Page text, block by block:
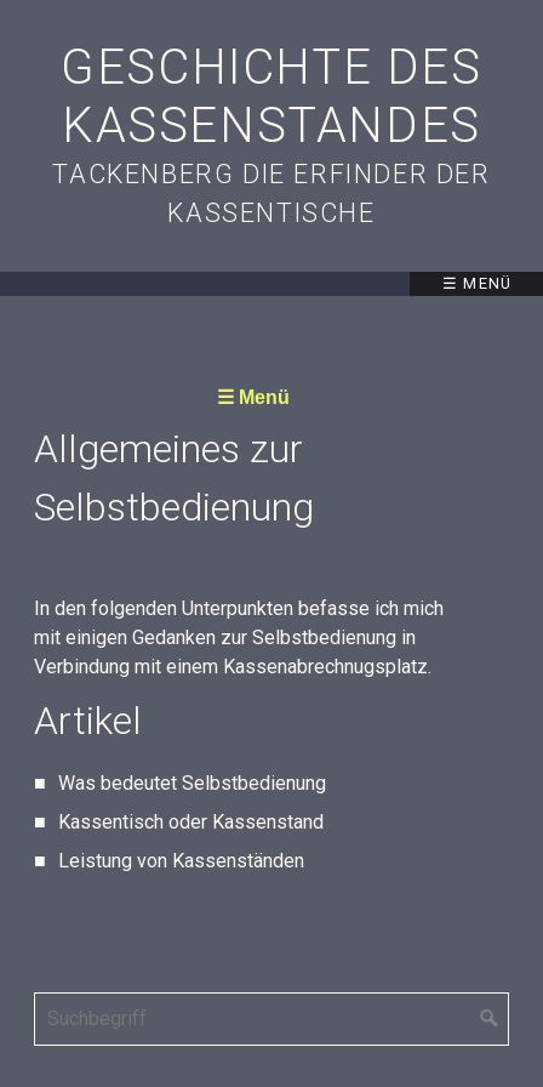
GESCHICHTE DES
KASSENSTANDES
TACKENBERG DIE ERFINDER DER
KASSENTISCHE
☰ MENÜ
☰ Menü
Allgemeines zur
Selbstbedienung
In den folgenden Unterpunkten befasse ich mich
mit einigen Gedanken zur Selbstbedienung in
Verbindung mit einem Kassenabrechnugsplatz.
Artikel
Was bedeutet Selbstbedienung
Kassentisch oder Kassenstand
Leistung von Kassenständen